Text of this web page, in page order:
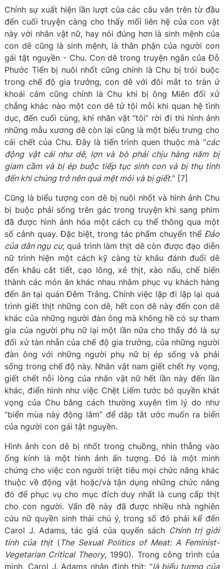
Chính sự xuất hiện lần lượt của các câu văn trên từ đầu
đến cuối truyện càng cho thấy mối liên hệ của con vật
này với nhân vật nữ, hay nói đúng hơn là sinh mệnh của
con dê cũng là sinh mệnh, là thân phận của người con
gái tật nguyền - Chu. Con dê trong truyện ngắn của Đỗ
Phước Tiến bị nuôi nhốt cũng chính là Chu bị trói buộc
trong chế độ gia trưởng, con dê với đôi mắt to tràn ứ
khoái cảm cũng chính là Chu khi bị ông Miên đối xử
chẳng khác nào một con dê tử tội mỗi khi quan hệ tình
dục, đến cuối cùng, khi nhân vật “tôi” rời đi thì hình ảnh
những mẫu xương dê còn lại cũng là một biểu trưng cho
cái chết của Chu. Đây là tiến trình quen thuộc mà “các
động vật cái như dê, lợn và bò phải chịu hàng năm bị
giam cầm và bị ép buộc tiếp tục sinh con và bị thụ tinh
đến khi chúng trở nên quá mệt mỏi và bị giết.” [7]
Cũng là biểu tượng con dê bị nuôi nhốt và hình ảnh Chu
bị buộc phải sống trên gác trong truyện khi sang phim
đã được hình ảnh hóa một cách cụ thể thông qua một
số cảnh quay. Đặc biệt, trong tác phẩm chuyển thể Đảo
của dân ngụ cư, quá trình làm thịt dê còn được đạo diễn
nữ trình hiện một cách kỹ càng từ khâu đánh đuổi dê
đến khâu cắt tiết, cạo lông, xẻ thịt, xào nấu, chế biến
thành các món ăn khác nhau nhằm phục vụ khách hàng
đến ăn tại quán Đêm Trắng. Chính việc lặp đi lặp lại quá
trình giết thịt những con dê, hết con dê này đến con dê
khác của những người đàn ông mà không hề có sự tham
gia của người phụ nữ lại một lần nữa cho thấy đó là sự
đối xử tàn nhẫn của chế độ gia trưởng, của những người
đàn ông với những người phụ nữ bị ép sống và phải
sống trong chế độ này. Nhân vật nam giết chết hy vọng,
giết chết nỗi lòng của nhân vật nữ hết lần này đến lần
khác, điển hình như việc Chệt Liếm tước bỏ quyền khát
vọng của Chu bằng cách thường xuyên tìm lý do như
“biển mùa này động lắm” để dập tắt ước muốn ra biển
của người con gái tật nguyền.
Hình ảnh con dê bị nhốt trong chuồng, nhìn thẳng vào
ống kính là một hình ảnh ấn tượng. Đó là một minh
chứng cho việc con người triệt tiêu mọi chức năng khác
thuộc về động vật hoặc/và tận dụng những chức năng
đó để phục vụ cho mục đích duy nhất là cung cấp thịt
cho con người. Vấn đề này đã được nhiều nhà nghiên
cứu nữ quyền sinh thái chú ý, trong số đó phải kể đến
Carol J. Adams, tác giả của quyển sách Chính trị giới
tính của thịt( The Sexual Politics of Meat: A Feminist-
Vegetarian Critical Theory, 1990). Trong công trình của
mình, Carol J. Adams nhận định thịt: “là biểu tượng của